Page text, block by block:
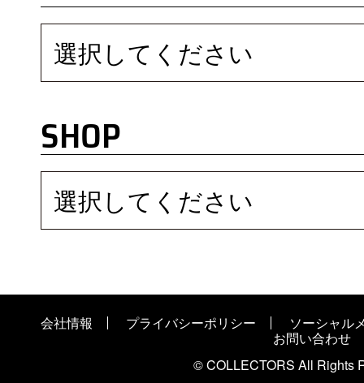
選択してください
SHOP
選択してください
会社情報 プライバシーポリシー
ソーシャル
お問い合わせ
© COLLECTORS All Rights